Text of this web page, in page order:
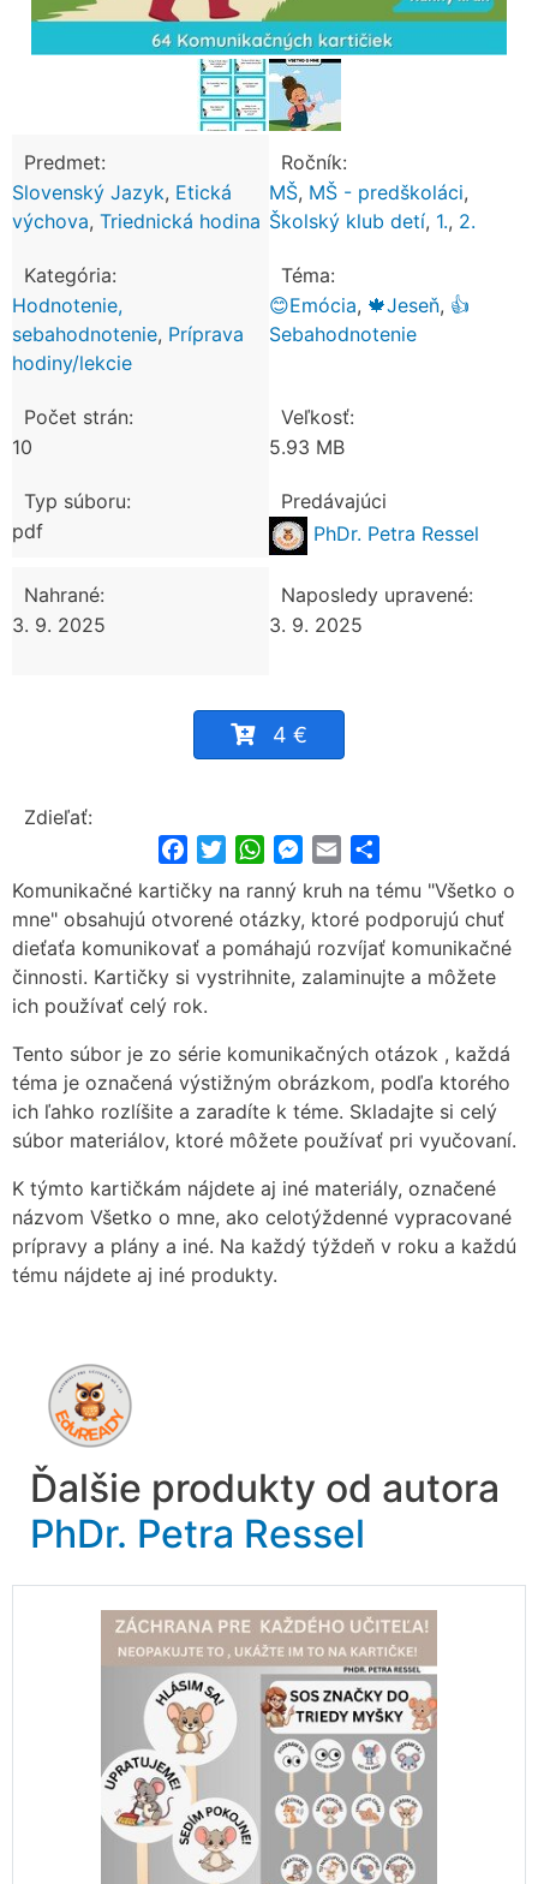
Predmet:
Slovenský Jazyk, Etická
výchova, Triednická hodina
Ročník:
MŠ, MŠ - predškoláci,
Školský klub detí, 1., 2.
Kategória:
Hodnotenie,
sebahodnotenie, Príprava
hodiny/lekcie
Téma:
😊Emócia, 🍁Jeseň, 👍
Sebahodnotenie
Počet strán:
10
Veľkosť:
5.93 MB
Typ súboru:
pdf
Predávajúci
PhDr. Petra Ressel
Nahrané:
3. 9. 2025
Naposledy upravené:
3. 9. 2025
4 €
Zdieľať:
FacebookTwitterWhatsApp
Messenger
Email
Komunikačné kartičky na ranný kruh na tému "Všetko o
mne" obsahujú otvorené otázky, ktoré podporujú chuť
dieťaťa komunikovať a pomáhajú rozvíjať komunikačné
činnosti. Kartičky si vystrihnite, zalaminujte a môžete
ich používať celý rok.
Tento súbor je zo série komunikačných otázok , každá
téma je označená výstižným obrázkom, podľa ktorého
ich ľahko rozlíšite a zaradíte k téme. Skladajte si celý
súbor materiálov, ktoré môžete používať pri vyučovaní.
K týmto kartičkám nájdete aj iné materiály, označené
názvom Všetko o mne, ako celotýždenné vypracované
prípravy a plány a iné. Na každý týždeň v roku a každú
tému nájdete aj iné produkty.
Ďalšie produkty od autora
PhDr. Petra Ressel